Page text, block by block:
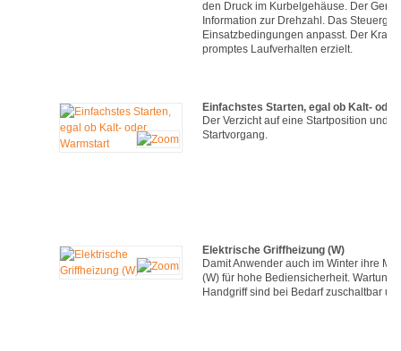
den Druck im Kurbelgehäuse. Der
Information zur Drehzahl. Das
Einsatzbedingungen anpasst. Der
promptes Laufverhalten erzielt.
Einfachstes Starten, egal ob Kalt-
Der Verzicht auf eine Startposition und
Startvorgang.
Elektrische Griffheizung (W)
Damit Anwender auch im Winter ihre
(W) für hohe Bediensicherheit.
Handgriff sind bei Bedarf zuschaltbar